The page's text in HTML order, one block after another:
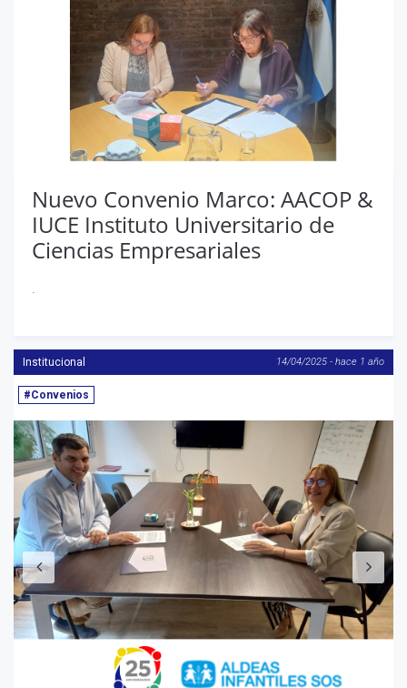
Nuevo Convenio Marco: AACOP &
IUCE Instituto Universitario de
Ciencias Empresariales
Institucional 14/04/2025 - hace 1 año
#Convenios
Anterior